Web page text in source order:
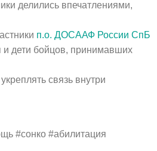
делились впечатлениями,
п.о. ДОСААФ России СпБ
и дети бойцов, принимавших
связь внутри
#сонко #абилитация